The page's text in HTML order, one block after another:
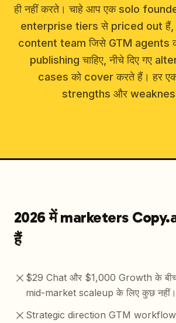
ही नहीं करते। चाहे आप एक solo
enterprise tiers से priced out हैं,
content team जिसे GTM agents
publishing चाहिए, नीचे दिए गए
cases को cover करते हैं। हर एक
strengths और
2026 में marketers
हैं
$29 Chat और $1,000 Growth के
mid-market scaleup के लिए कुछ नहीं।
Strategic direction GTM